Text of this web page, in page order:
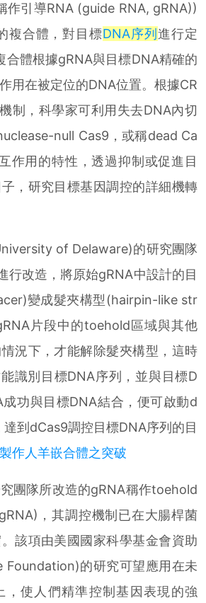
作引導RNA (guide RNA, gRNA))
複合體，對目標DNA序列進行定
合體根據gRNA與目標DNA精確的
用在被定位的DNA位置。根據CR
制，科學家可利用失去DNA內切
null Cas9，或稱dead Ca
作用的特性，透過抑制或促進目
，研究目標基因調控的詳細機轉
of Delaware)的研究團隊
行改造，將原始gRNA中設計的目
變成髮夾構型(hairpin-like str
片段中的toehold區域與其他
況下，才能解除髮夾構型，這時
識別目標DNA序列，並與目標D
功與目標DNA結合，便可啟動d
到dCas9調控目標DNA序列的目
作人羊嵌合體之突破
隊所改造的gRNA稱作toehold
，其調控機制已在大腸桿菌
該項由美國國家科學基金會資助
Foundation)的研究可望應用在未
，使人們精準控制基因表現的強